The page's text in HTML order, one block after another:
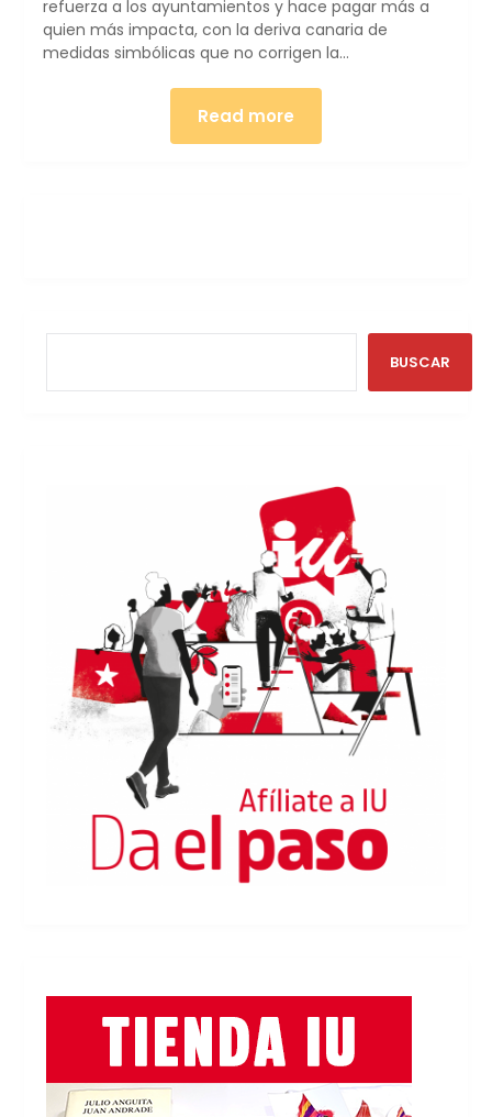
refuerza a los ayuntamientos y hace pagar más a
quien más impacta, con la deriva canaria de
medidas simbólicas que no corrigen la…
Read more
BUSCAR